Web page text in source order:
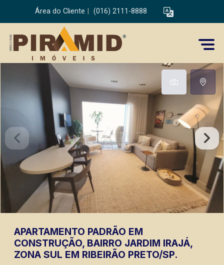
Área do Cliente (016) 2111-8888
APARTAMENTO PADRÃO EM
CONSTRUÇÃO, BAIRRO JARDIM IRAJÁ,
ZONA SUL EM RIBEIRÃO PRETO/SP.